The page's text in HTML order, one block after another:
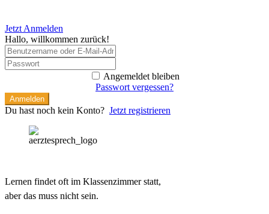
Jetzt Anmelden
Hallo, willkommen zurück!
Angemeldet bleiben
Passwort vergessen?
Anmelden
Du hast noch kein Konto? Jetzt registrieren
Lernen findet oft im Klassenzimmer statt,
aber das muss nicht sein.